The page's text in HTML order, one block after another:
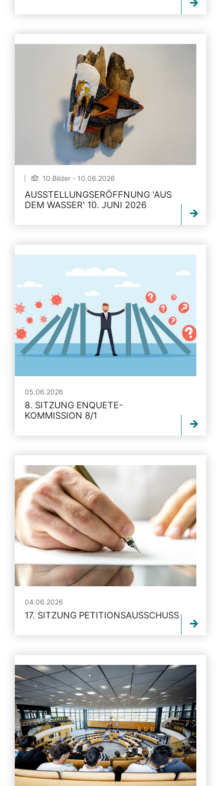
10 Bilder - 10.06.2026
AUSSTELLUNGSERÖFFNUNG 'AUS
DEM WASSER' 10. JUNI 2026
05.06.2026
8. SITZUNG ENQUETE-
KOMMISSION 8/1
04.06.2026
17. SITZUNG PETITIONSAUSSCHUSS